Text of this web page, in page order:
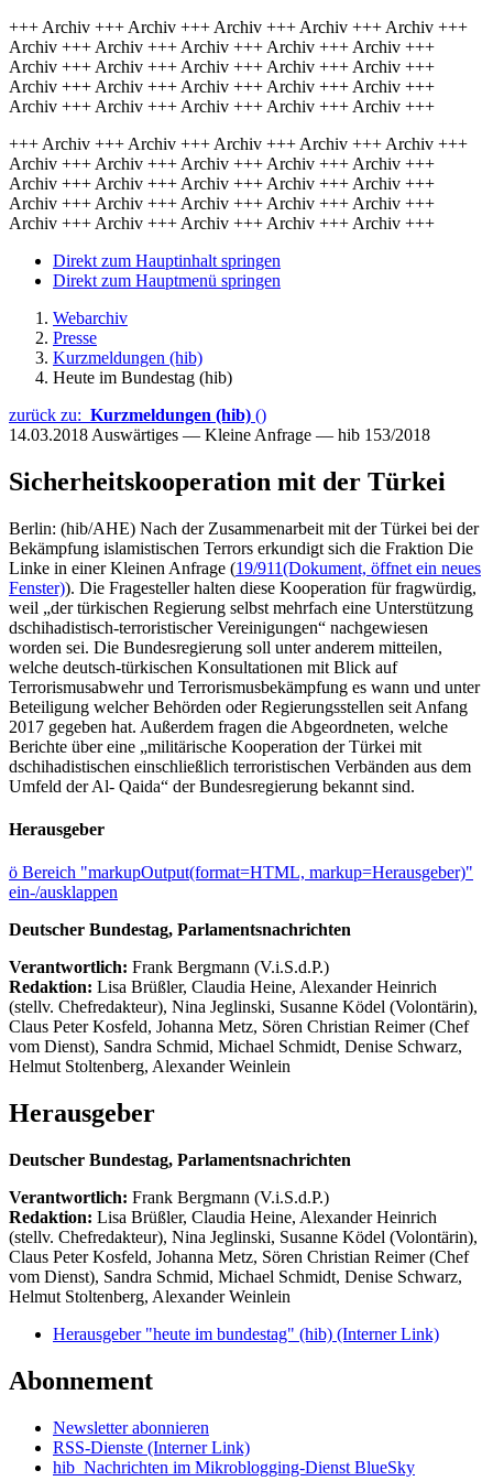
+++ Archiv +++ Archiv +++ Archiv +++ Archiv +++ Archiv +++
Archiv +++ Archiv +++ Archiv +++ Archiv +++ Archiv +++
Archiv +++ Archiv +++ Archiv +++ Archiv +++ Archiv +++
Archiv +++ Archiv +++ Archiv +++ Archiv +++ Archiv +++
Archiv +++ Archiv +++ Archiv +++ Archiv +++ Archiv +++
+++ Archiv +++ Archiv +++ Archiv +++ Archiv +++ Archiv +++
Archiv +++ Archiv +++ Archiv +++ Archiv +++ Archiv +++
Archiv +++ Archiv +++ Archiv +++ Archiv +++ Archiv +++
Archiv +++ Archiv +++ Archiv +++ Archiv +++ Archiv +++
Archiv +++ Archiv +++ Archiv +++ Archiv +++ Archiv +++
Direkt zum Hauptinhalt springen
Direkt zum Hauptmenü springen
Webarchiv
Presse
Kurzmeldungen (hib)
Heute im Bundestag (hib)
zurück zu: Kurzmeldungen (hib) ()
14.03.2018 Auswärtiges — Kleine Anfrage — hib 153/2018
Sicherheitskooperation mit der Türkei
Berlin: (hib/AHE) Nach der Zusammenarbeit mit der Türkei bei der
Bekämpfung islamistischen Terrors erkundigt sich die Fraktion Die
Linke in einer Kleinen Anfrage (19/911(Dokument, öffnet ein neues
Fenster)). Die Fragesteller halten diese Kooperation für fragwürdig,
weil „der türkischen Regierung selbst mehrfach eine Unterstützung
dschihadistisch-terroristischer Vereinigungen“ nachgewiesen
worden sei. Die Bundesregierung soll unter anderem mitteilen,
welche deutsch-türkischen Konsultationen mit Blick auf
Terrorismusabwehr und Terrorismusbekämpfung es wann und unter
Beteiligung welcher Behörden oder Regierungsstellen seit Anfang
2017 gegeben hat. Außerdem fragen die Abgeordneten, welche
Berichte über eine „militärische Kooperation der Türkei mit
dschihadistischen einschließlich terroristischen Verbänden aus dem
Umfeld der Al- Qaida“ der Bundesregierung bekannt sind.
Herausgeber
ö Bereich "markupOutput(format=HTML, markup=Herausgeber)"
ein-/ausklappen
Deutscher Bundestag, Parlamentsnachrichten
Verantwortlich: Frank Bergmann (V.i.S.d.P.)
Redaktion: Lisa Brüßler, Claudia Heine, Alexander Heinrich
(stellv. Chefredakteur), Nina Jeglinski, Susanne Ködel (Volontärin),
Claus Peter Kosfeld, Johanna Metz, Sören Christian Reimer (Chef
vom Dienst), Sandra Schmid, Michael Schmidt, Denise Schwarz,
Helmut Stoltenberg, Alexander Weinlein
Herausgeber
Deutscher Bundestag, Parlamentsnachrichten
Verantwortlich: Frank Bergmann (V.i.S.d.P.)
Redaktion: Lisa Brüßler, Claudia Heine, Alexander Heinrich
(stellv. Chefredakteur), Nina Jeglinski, Susanne Ködel (Volontärin),
Claus Peter Kosfeld, Johanna Metz, Sören Christian Reimer (Chef
vom Dienst), Sandra Schmid, Michael Schmidt, Denise Schwarz,
Helmut Stoltenberg, Alexander Weinlein
Herausgeber "heute im bundestag" (hib) (Interner Link)
Abonnement
Newsletter abonnieren
RSS-Dienste (Interner Link)
hib_Nachrichten im Mikroblogging-Dienst BlueSky